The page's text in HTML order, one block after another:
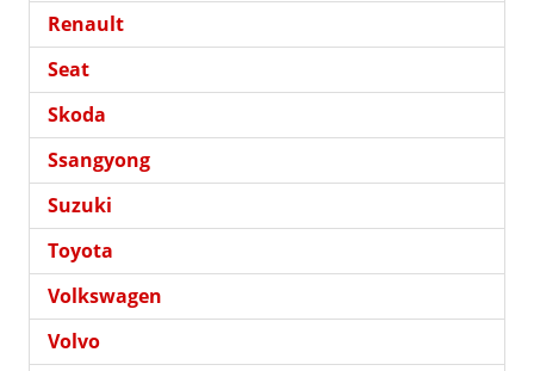
Renault
Seat
Skoda
Ssangyong
Suzuki
Toyota
Volkswagen
Volvo